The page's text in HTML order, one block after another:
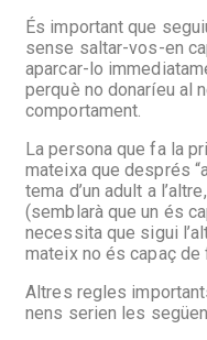
És important que
sense saltar-vos-en
aparcar-lo
perquè no donaríeu al
comportament.
La persona que fa la
mateixa que després
tema d’un adult a
(semblarà que un és
necessita que sigui
mateix no és capaç de
Altres regles
nens serien les